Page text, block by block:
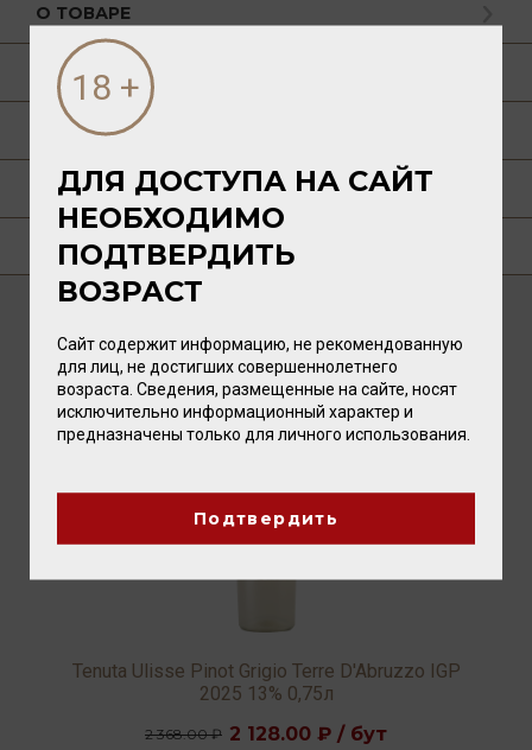
О ТОВАРЕ
СПОСОБ УПОТРЕБЛЕНИЯ
ГАСТРОНОМИЯ
РЕЦЕПТЫ
ГДЕ КУПИТЬ?
ВАМ ТАКЖЕ ПОНРАВИТСЯ
Tenuta Ulisse Pinot Grigio Terre D'Abruzzo IGP
2025 13% 0,75л
2 368.00 ₽ 2 128.00 ₽ / бут
ДЛЯ ДОСТУПА НА САЙТ
НЕОБХОДИМО
ПОДТВЕРДИТЬ
ВОЗРАСТ
Сайт содержит информацию, не рекомендованную
для лиц, не достигших совершеннолетнего
возраста. Сведения, размещенные на сайте, носят
исключительно информационный характер и
предназначены только для личного использования.
Подтвердить